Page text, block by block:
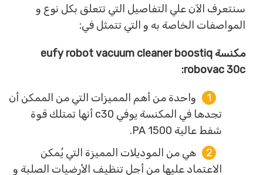
سنتعرف الآن علي التفاصيل التي تتعلق بكل نوع و
المواصفات الخاصة به و التي تتمثل في:
مكنسة eufy robot vacuum cleaner boostiq
robovac 30c:
واحدة من أهم المميزات التي من الممكن أن
تجدها في المكنسة يوفي c30 أنها تمتلك قوة
شفط عالية 1500 PA.
هي من الموديلات المميزة التي يُمكن
الاعتماد عليها من أجل تنظيف الأرضيات الصلبة و